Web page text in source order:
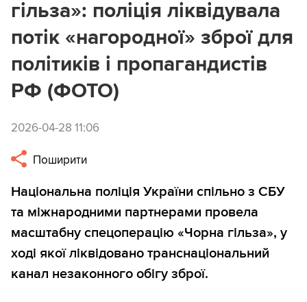
гільза»: поліція ліквідувала
потік «нагородної» зброї для
політиків і пропагандистів
РФ (ФОТО)
2026-04-28 11:06
Поширити
Національна поліція України спільно з СБУ
та міжнародними партнерами провела
масштабну спецоперацію «Чорна гільза», у
ході якої ліквідовано транснаціональний
канал незаконного обігу зброї.